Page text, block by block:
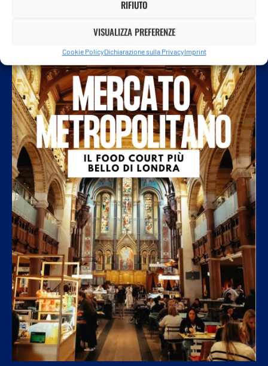
RIFIUTO
VISUALIZZA PREFERENZE
Cookie PolicyDichiarazione sulla PrivacyImprint